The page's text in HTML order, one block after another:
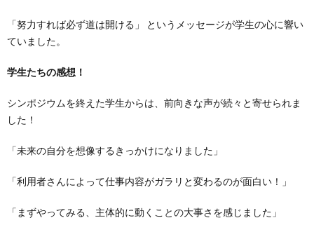
「努力すれば必ず道は開ける」 というメッセージが学生の心に響い
ていました。
学生たちの感想！
シンポジウムを終えた学生からは、前向きな声が続々と寄せられま
した！
「未来の自分を想像するきっかけになりました」
「利用者さんによって仕事内容がガラリと変わるのが面白い！」
「まずやってみる、主体的に動くことの大事さを感じました」